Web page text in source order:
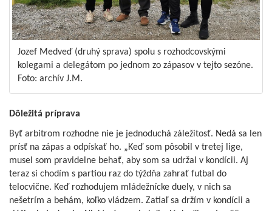
Jozef Medveď (druhý sprava) spolu s rozhodcovskými
kolegami a delegátom po jednom zo zápasov v tejto sezóne.
Foto: archív J.M.
Dôležitá príprava
Byť arbitrom rozhodne nie je jednoduchá záležitosť. Nedá sa len
prísť na zápas a odpískať ho. „Keď som pôsobil v tretej lige,
musel som pravidelne behať, aby som sa udržal v kondícii. Aj
teraz si chodím s partiou raz do týždňa zahrať futbal do
telocvične. Keď rozhodujem mládežnícke duely, v nich sa
nešetrím a behám, koľko vládzem. Zatiaľ sa držím v kondícii a